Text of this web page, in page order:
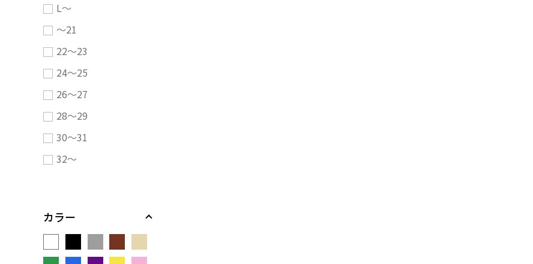
L～
～21
22～23
24～25
26～27
28～29
30～31
32～
カラー